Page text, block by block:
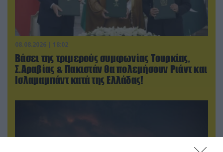
08.08.2026 | 18:02
Βάσει της τριμερούς συμφωνίας Τουρκίας,
Σ.Αραβίας & Πακιστάν θα πολεμήσουν Ριάντ και
Ισλαμαμπάντ κατά της Ελλάδας!